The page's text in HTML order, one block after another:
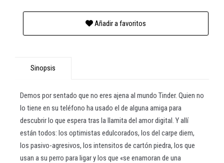
Añadir a favoritos
Sinopsis
Demos por sentado que no eres ajena al mundo Tinder. Quien no
lo tiene en su teléfono ha usado el de alguna amiga para
descubrir lo que espera tras la llamita del amor digital. Y allí
están todos: los optimistas edulcorados, los del carpe diem,
los pasivo-agresivos, los intensitos de cartón piedra, los que
usan a su perro para ligar y los que «se enamoran de una